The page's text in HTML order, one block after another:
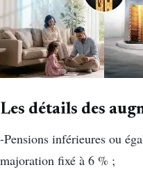
Les détails des
-Pensions inférieures ou
majoration fixé à 6 % ;